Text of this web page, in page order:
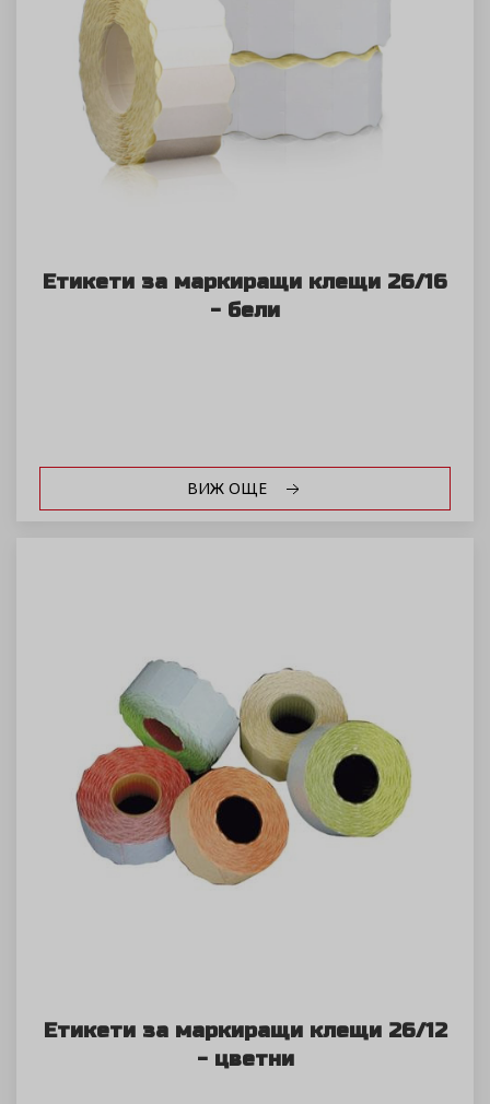
Етикети за маркиращи клещи 26/16
- бели
ВИЖ ОЩЕ
Етикети за маркиращи клещи 26/12
- цветни